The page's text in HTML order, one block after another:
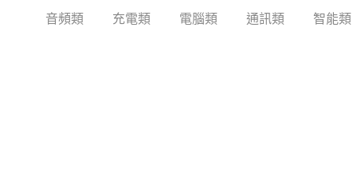
音頻類 充電類 電腦類 通訊類 智能類